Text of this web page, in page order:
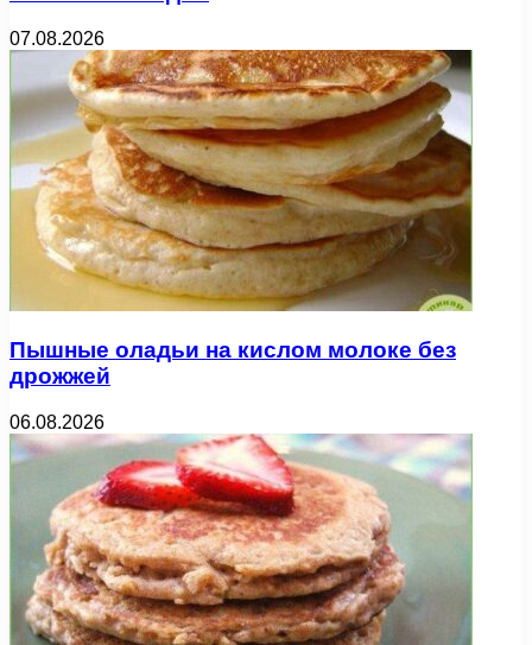
07.08.2026
Пышные оладьи на кислом молоке без
дрожжей
06.08.2026